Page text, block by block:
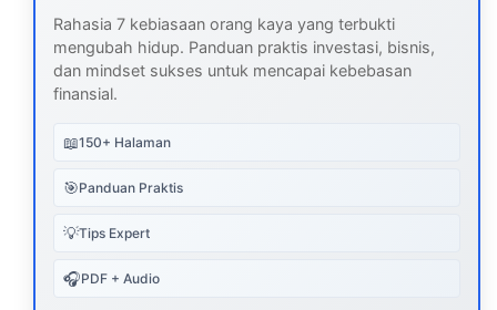
Rahasia 7 kebiasaan orang kaya yang terbukti
mengubah hidup. Panduan praktis investasi, bisnis,
dan mindset sukses untuk mencapai kebebasan
finansial.
📖150+ Halaman
🎯Panduan Praktis
💡Tips Expert
🎧PDF + Audio